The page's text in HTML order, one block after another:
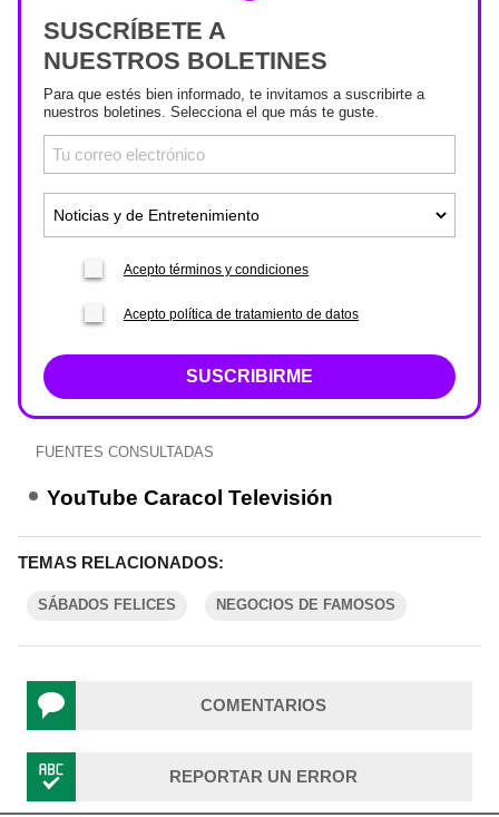
SUSCRÍBETE A
NUESTROS BOLETINES
Para que estés bien informado, te invitamos a suscribirte a
nuestros boletines. Selecciona el que más te guste.
Acepto términos y condiciones
Acepto política de tratamiento de datos
SUSCRIBIRME
FUENTES CONSULTADAS
YouTube Caracol Televisión
TEMAS RELACIONADOS:
SÁBADOS FELICES NEGOCIOS DE FAMOSOS
COMENTARIOS
REPORTAR UN ERROR